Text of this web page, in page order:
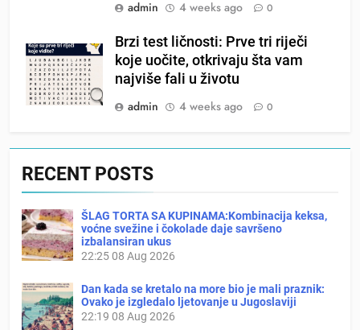
admin 4 weeks ago 0
Brzi test ličnosti: Prve tri riječi
koje uočite, otkrivaju šta vam
najviše fali u životu
admin
4 weeks ago 0
RECENT POSTS
ŠLAG TORTA SA KUPINAMA:Kombinacija keksa,
voćne svežine i čokolade daje savršeno
izbalansiran ukus
22:2508 Aug 2026
Dan kada se kretalo na more bio je mali praznik:
Ovako je izgledalo ljetovanje u Jugoslaviji
22:19 08 Aug 2026